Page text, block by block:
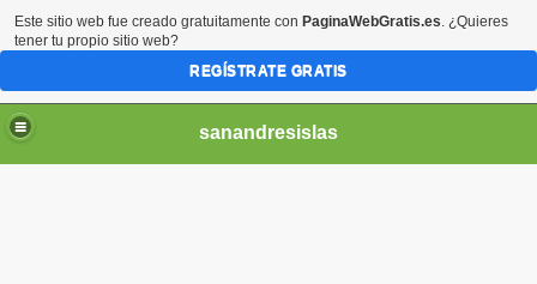
sanandresislas
Este sitio web fue creado gratuitamente con PaginaWebGratis.es. ¿Quieres
tener tu propio sitio web?
REGÍSTRATE GRATIS